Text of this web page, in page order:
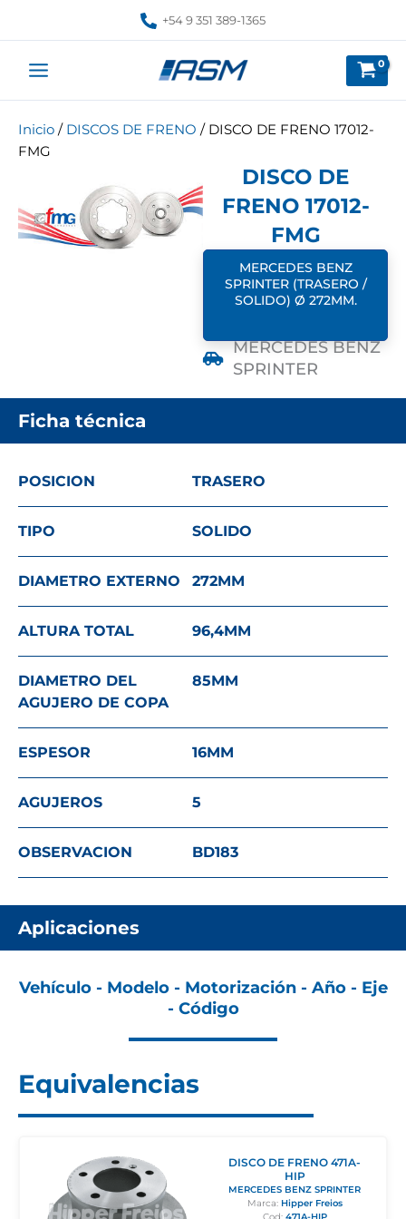
+54 9 351 389-1365
Inicio / DISCOS DE FRENO / DISCO DE FRENO 17012-
FMG
DISCO DE
FRENO 17012-
FMG
MERCEDES BENZ
SPRINTER (TRASERO /
SOLIDO) Ø 272MM.
MERCEDES BENZ
SPRINTER
Ficha técnica
POSICION TRASERO
TIPO SOLIDO
DIAMETRO EXTERNO 272MM
ALTURA TOTAL 96,4MM
DIAMETRO DEL
AGUJERO DE COPA
85MM
ESPESOR 16MM
AGUJEROS 5
OBSERVACION BD183
Aplicaciones
Vehículo - Modelo - Motorización - Año - Eje
- Código
Equivalencias
DISCO DE FRENO 471A-
HIP
MERCEDES BENZ SPRINTER
Marca: Hipper Freios
Cod: 471A-HIP